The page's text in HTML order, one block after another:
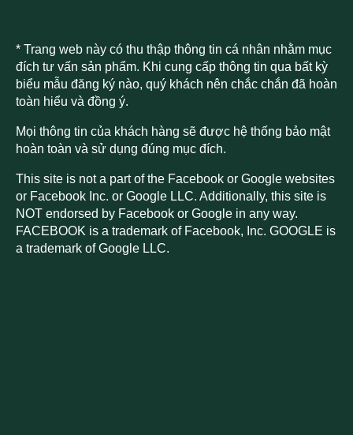
* Trang web này có thu thập thông tin cá nhân nhằm mục
đích tư vấn sản phẩm. Khi cung cấp thông tin qua bất kỳ
biểu mẫu đăng ký nào, quý khách nên chắc chắn đã hoàn
toàn hiểu và đồng ý.
Mọi thông tin của khách hàng sẽ được hệ thống bảo mật
hoàn toàn và sử dụng đúng mục đích.
This site is not a part of the Facebook or Google websites
or Facebook Inc. or Google LLC. Additionally, this site is
NOT endorsed by Facebook or Google in any way.
FACEBOOK is a trademark of Facebook, Inc. GOOGLE is
a trademark of Google LLC.